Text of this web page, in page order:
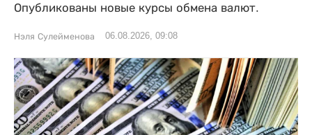
Опубликованы новые курсы обмена валют.
Нэля Сулейменова 06.08.2026, 09:08